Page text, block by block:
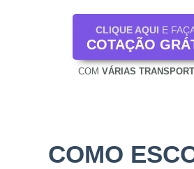
CLIQUE AQUI E
COTAÇÃO
COM VÁRIAS
COMO